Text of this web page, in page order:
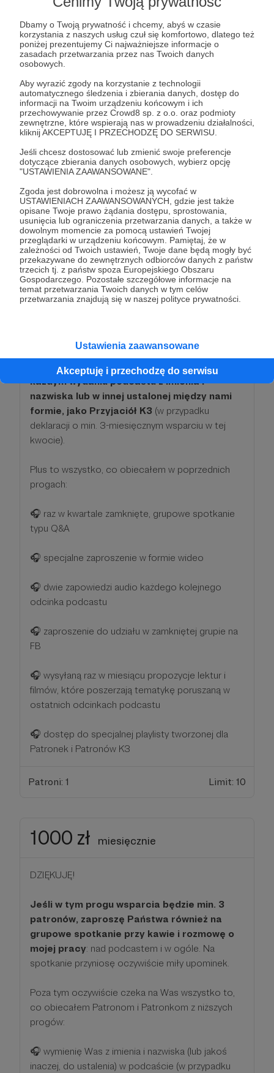
Dbamy o Twoją prywatność i chcemy, abyś w czasie
korzystania z naszych usług czuł się komfortowo, dlatego też
poniżej prezentujemy Ci najważniejsze informacje o
zasadach przetwarzania przez nas Twoich danych
osobowych.
Aby wyrazić zgody na korzystanie z technologii
automatycznego śledzenia i zbierania danych, dostęp do
informacji na Twoim urządzeniu końcowym i ich
przechowywanie przez Crowd8 sp. z o.o. oraz podmioty
zewnętrzne, które wspierają nas w prowadzeniu działalności,
kliknij AKCEPTUJĘ I PRZECHODZĘ DO SERWISU.
Jeśli chcesz dostosować lub zmienić swoje preferencje
dotyczące zbierania danych osobowych, wybierz opcję
"USTAWIENIA ZAAWANSOWANE".
Zgoda jest dobrowolna i możesz ją wycofać w
USTAWIENIACH ZAAWANSOWANYCH, gdzie jest także
opisane Twoje prawo żądania dostępu, sprostowania,
usunięcia lub ograniczenia przetwarzania danych, a także w
dowolnym momencie za pomocą ustawień Twojej
przeglądarki w urządzeniu końcowym. Pamiętaj, że w
zależności od Twoich ustawień, Twoje dane będą mogły być
przekazywane do zewnętrznych odbiorców danych z państw
trzecich tj. z państw spoza Europejskiego Obszaru
Gospodarczego. Pozostałe szczegółowe informacje na
temat przetwarzania Twoich danych w tym celów
przetwarzania znajdują się w naszej polityce prywatności.
Ustawienia zaawansowane
Akceptuję i przechodzę do serwisu
Otrzymacie oczywiście to wszystko, o czym już
napisałem:
🎧 dwie zapowiedzi audio każdego kolejnego
odcinka podcastu
🎧 zaproszenie do udziału w zamkniętej grupie na
FB
🎧 wysyłaną raz w miesiącu propozycje lektur i
filmów, które poszerzają tematykę poruszaną w
ostatnich odcinkach podcastu
🎧 dostęp do specjalnej playlisty tworzonej dla
Patronek i Patronów K3
Patroni: 26
500 zł miesięcznie
Podziękuję Państwuwymieniając Was w
każdym wydaniu podcastu z imienia i
nazwiska lub w innej ustalonej między nami
formie, jako Przyjaciół K3 (w przypadku
deklaracji o min. 3-miesięcznym wsparciu w tej
kwocie).
Plus to wszystko, co obiecałem w poprzednich
progach:
🎧 raz w kwartale zamknięte, grupowe spotkanie
typu Q&A
🎧 specjalne zaproszenie w formie wideo
🎧 dwie zapowiedzi audio każdego kolejnego
odcinka podcastu
🎧 zaproszenie do udziału w zamkniętej grupie na
FB
🎧 wysyłaną raz w miesiącu propozycje lektur i
filmów, które poszerzają tematykę poruszaną w
ostatnich odcinkach podcastu
🎧 dostęp do specjalnej playlisty tworzonej dla
Patronek i Patronów K3
Patroni: 1 Limit: 10
1000 zł miesięcznie
DZIĘKUJĘ!
Jeśli w tym progu wsparcia będzie min. 3
patronów, zaproszę Państwa również na
grupowe spotkanie przy kawie i rozmowę o
mojej pracy: nad podcastem i w ogóle. Na
spotkanie przyniosę oczywiście miły upominek.
Poza tym oczywiście czeka na Was wszystko to,
co obiecałem Patronom i Patronkom z niższych
progów:
🎧 wymienię Was z imienia i nazwiska (lub jakoś
inaczej, do ustalenia) w podcaście (w przypadku